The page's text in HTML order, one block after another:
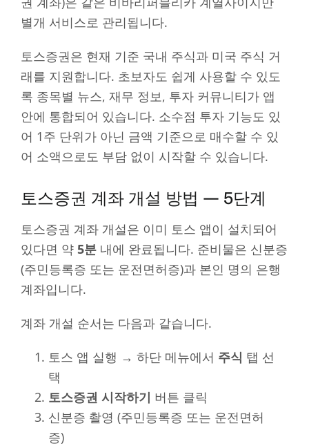
별개 서비스로 관리됩니다.
토스증권은 현재 기준 국내 주식과 미국 주식 거
래를 지원합니다. 초보자도 쉽게 사용할 수 있도
록 종목별 뉴스, 재무 정보, 투자 커뮤니티가 앱
안에 통합되어 있습니다. 소수점 투자 기능도 있
어 1주 단위가 아닌 금액 기준으로 매수할 수 있
어 소액으로도 부담 없이 시작할 수 있습니다.
토스증권 계좌 개설 방법 — 5단계
토스증권 계좌 개설은 이미 토스 앱이 설치되어
있다면 약 5분 내에 완료됩니다. 준비물은 신분증
(주민등록증 또는 운전면허증)과 본인 명의 은행
계좌입니다.
계좌 개설 순서는 다음과 같습니다.
토스 앱 실행 → 하단 메뉴에서 주식 탭 선
택
토스증권 시작하기 버튼 클릭
신분증 촬영 (주민등록증 또는 운전면허
증)